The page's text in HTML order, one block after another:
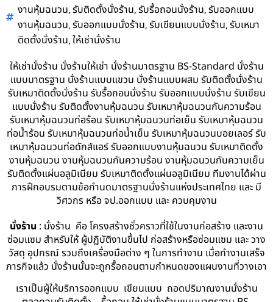
งานหุ้มฉนวน,รับติดตั้งนั่งร้าน,รับรื้อถอนนั่งร้าน,รับออกแบบ
งานหุ้มฉนวน,รับออกแบบนั่งร้าน,รับเขียนแบบนั่งร้าน,รับเหมา
ติดตั้งนั่งร้าน,ให้เช่านั่งร้าน
ให้เช่านั่งร้าน นั่งร้านให้เช่า นั่งร้านมาตรฐาน BS-Standard นั่งร้าน
แบบมาตรฐาน นั่งร้านแบบแขวน นั่งร้านแบบผสม รับติดตั้งนั่งร้าน
รับเหมาติดตั้งนั่งร้าน รับรื้อถอนนั่งร้าน รับออกแบบนั่งร้าน รับเขียน
แบบนั่งร้าน รับติดตั้งงานหุ้มฉนวน รับเหมาหุ้มฉนวนกันความร้อน
รับเหมาหุ้มฉนวนท่อร้อน รับเหมาหุ้มฉนวนท่อเย็น รับเหมาหุ้มฉนวน
ท่อน้ำร้อน รับเหมาหุ้มฉนวนท่อน้ำเย็น รับเหมาหุ้มฉนวนบอยเลอร์ รับ
เหมาหุ้มฉนวนท่อดักส์แอร์ รับออกแบบงานหุ้มฉนวน รับเหมาติดตั้ง
งานหุ้มฉนวน งานหุ้มฉนวนกันความร้อน งานหุ้มฉนวนกันความเย็น
รับติดตั้งแผ่นอลูมิเนียม รับเหมาติดตั้งแผ่นอลูมิเนียม ทีมงานได้ผ่าน
การฝึกอบรมตามข้อกำนดมาตรฐานนั่งร้านแห่งประเทศไทย และ มี
วิศวกร หรือ จป.ออกแบบ และ ควบคุมงาน
นั่งร้าน : นั่งร้าน คือ โครงสร้างชั่วคราวที่ใช้ในงานก่อสร้าง และงาน
ซ่อมแซม สำหรับให้ ผู้ปฏิบัติงานขึ้นไป ก่อสร้างหรือซ่อมแซม และ วาง
วัสดุ อุปกรณ์ รวมถึงเครื่องมือต่าง ๆ ในการทำงาน เมื่อทำงานเสร็จ
ภารกิจแล้ว นั่งร้านนั้นจะถูกรื้อถอนตามกำหนดของแผนงานที่วางเอา
เราเป็นผู้ให้บริการออกแบบ เขียนแบบ ถอดปริมาณงานนั่งร้าน